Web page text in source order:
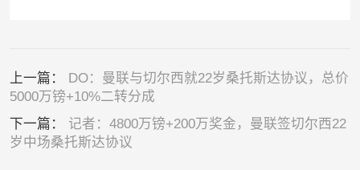
上一篇： DO：曼联与切尔西就22岁桑托斯达协议，总价
5000万镑+10%二转分成
下一篇： 记者：4800万镑+200万奖金，曼联签切尔西22
岁中场桑托斯达协议